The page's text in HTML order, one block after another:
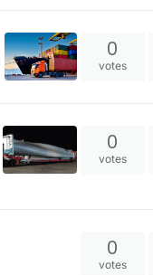
0
votes
0
votes
0
votes